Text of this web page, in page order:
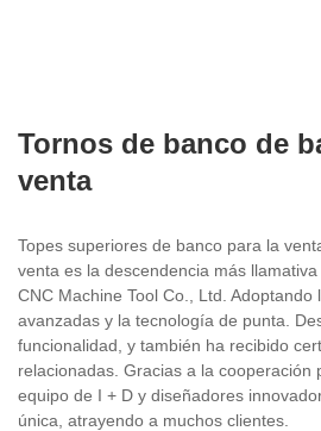
Tornos de banco de
venta
Topes superiores de banco para la
venta es la descendencia más
CNC Machine Tool Co., Ltd. Adoptando
avanzadas y la tecnología de punta.
funcionalidad, y también ha recibido
relacionadas. Gracias a la cooperación
equipo de I + D y diseñadores
única, atrayendo a muchos clientes.